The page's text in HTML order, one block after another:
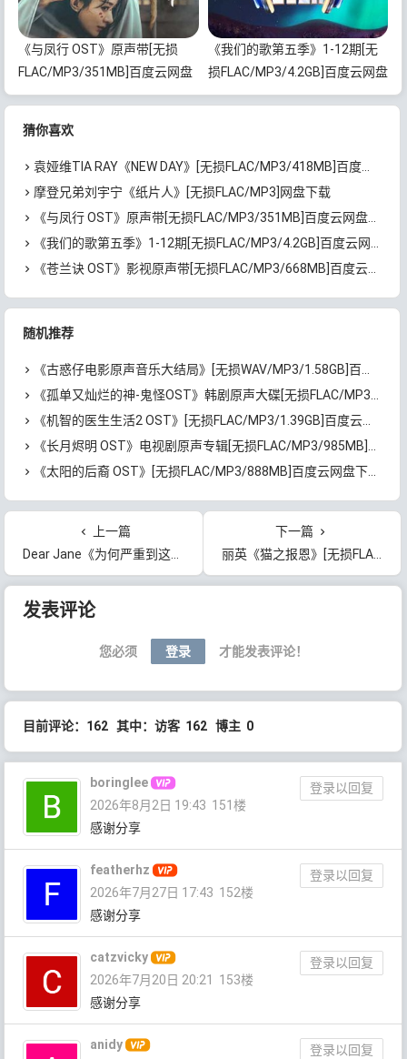
《与凤行 OST》原声带[无损
FLAC/MP3/351MB]百度云网盘
下载
《我们的歌第五季》1-12期[无
损FLAC/MP3/4.2GB]百度云网盘
下载
猜你喜欢
袁娅维TIA RAY《NEW DAY》[无损FLAC/MP3/418MB]百度云网盘下载
摩登兄弟刘宇宁《纸片人》[无损FLAC/MP3]网盘下载
《与凤行 OST》原声带[无损FLAC/MP3/351MB]百度云网盘下载
《我们的歌第五季》1-12期[无损FLAC/MP3/4.2GB]百度云网盘下载
《苍兰诀 OST》影视原声带[无损FLAC/MP3/668MB]百度云网盘下载
随机推荐
《古惑仔电影原声音乐大结局》[无损WAV/MP3/1.58GB]百度云网盘下载
《孤单又灿烂的神-鬼怪OST》韩剧原声大碟[无损FLAC/MP3/818MB]百度云网盘下载
《机智的医生生活2 OST》[无损FLAC/MP3/1.39GB]百度云网盘下载
《长月烬明 OST》电视剧原声专辑[无损FLAC/MP3/985MB]百度云网盘下载
《太阳的后裔 OST》[无损FLAC/MP3/888MB]百度云网盘下载
上一篇
Dear Jane《为何严重到这样》[无损FLAC/MP3/73MB]百度云网盘下载
下一篇
丽英《猫之报恩》[无损FLAC/MP3/55MB]百度云网盘下载
文章导航
发表评论
您必须 登录 才能发表评论！
目前评论：162 其中：访客 162 博主 0
boringlee
登录以回复
2026年8月2日 19:43 151楼
感谢分享
featherhz
登录以回复
2026年7月27日 17:43 152楼
感谢分享
catzvicky
登录以回复
2026年7月20日 20:21
153楼
感谢分享
anidy
登录以回复